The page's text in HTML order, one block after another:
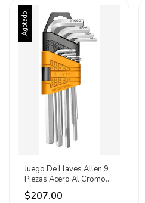
Agotado
Juego De Llaves Allen 9
Piezas Acero Al Cromo
Vanadio Ingco Plateado
$207.00